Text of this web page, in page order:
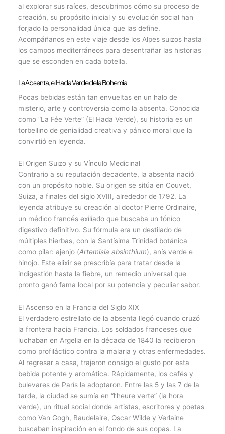
al explorar sus raíces, descubrimos cómo su proceso de
creación, su propósito inicial y su evolución social han
forjado la personalidad única que las define.
Acompáñanos en este viaje desde los Alpes suizos hasta
los campos mediterráneos para desentrañar las historias
que se esconden en cada botella.
La Absenta, el Hada Verde de la Bohemia
Pocas bebidas están tan envueltas en un halo de
misterio, arte y controversia como la absenta. Conocida
como “La Fée Verte” (El Hada Verde), su historia es un
torbellino de genialidad creativa y pánico moral que la
convirtió en leyenda.
El Origen Suizo y su Vínculo Medicinal
Contrario a su reputación decadente, la absenta nació
con un propósito noble. Su origen se sitúa en Couvet,
Suiza, a finales del siglo XVIII, alrededor de 1792. La
leyenda atribuye su creación al doctor Pierre Ordinaire,
un médico francés exiliado que buscaba un tónico
digestivo definitivo. Su fórmula era un destilado de
múltiples hierbas, con la Santísima Trinidad botánica
como pilar: ajenjo (Artemisia absinthium), anís verde e
hinojo. Este elixir se prescribía para tratar desde la
indigestión hasta la fiebre, un remedio universal que
pronto ganó fama local por su potencia y peculiar sabor.
El Ascenso en la Francia del Siglo XIX
El verdadero estrellato de la absenta llegó cuando cruzó
la frontera hacia Francia. Los soldados franceses que
luchaban en Argelia en la década de 1840 la recibieron
como profiláctico contra la malaria y otras enfermedades.
Al regresar a casa, trajeron consigo el gusto por esta
bebida potente y aromática. Rápidamente, los cafés y
bulevares de París la adoptaron. Entre las 5 y las 7 de la
tarde, la ciudad se sumía en “l’heure verte” (la hora
verde), un ritual social donde artistas, escritores y poetas
como Van Gogh, Baudelaire, Oscar Wilde y Verlaine
buscaban inspiración en el fondo de sus copas. La